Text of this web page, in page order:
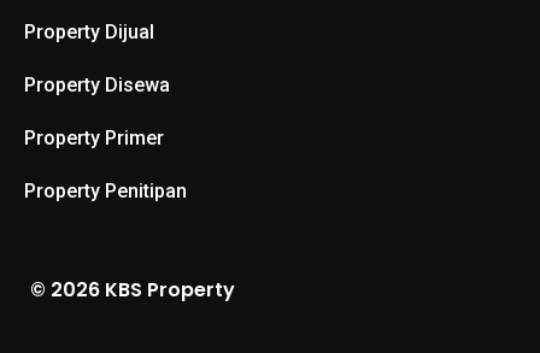
Property Dijual
Property Disewa
Property Primer
Property Penitipan
© 2026 KBS Property